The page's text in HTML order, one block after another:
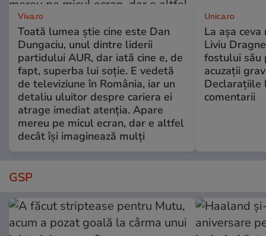
Viva.ro
Toată lumea știe cine este Dan
Dungaciu, unul dintre liderii
partidului AUR, dar iată cine e, de
fapt, superba lui soție. E vedetă
de televiziune în România, iar un
detaliu uluitor despre cariera ei
atrage imediat atenția. Apare
mereu pe micul ecran, dar e altfel
decât își imaginează mulți
Unica.ro
La așa
Liviu
fostului său
acuzații
Declarațiile
comentarii
GSP